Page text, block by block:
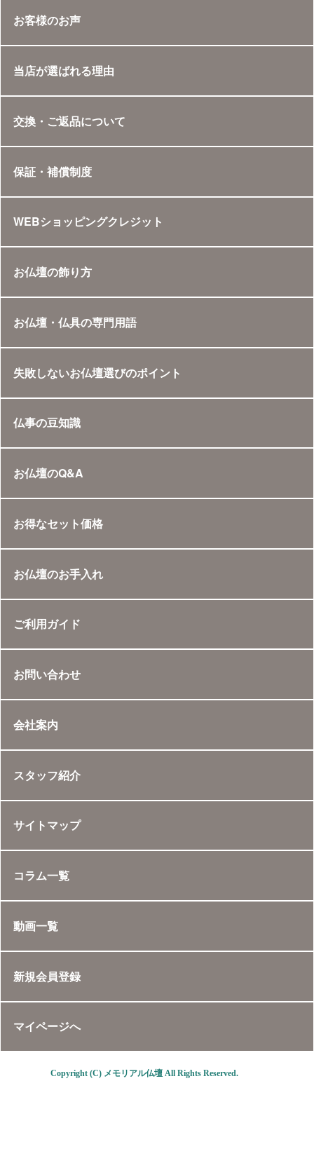
お客様のお声
当店が選ばれる理由
交換・ご返品について
保証・補償制度
WEBショッピングクレジット
お仏壇の飾り方
お仏壇・仏具の専門用語
失敗しないお仏壇選びのポイント
仏事の豆知識
お仏壇のQ&A
お得なセット価格
お仏壇のお手入れ
ご利用ガイド
お問い合わせ
会社案内
スタッフ紹介
サイトマップ
コラム一覧
動画一覧
新規会員登録
マイページへ
Copyright (C) メモリアル仏壇 All Rights Reserved.